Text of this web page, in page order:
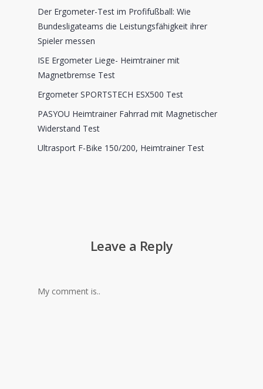
Der Ergometer-Test im Profifußball: Wie
Bundesligateams die Leistungsfähigkeit ihrer
Spieler messen
ISE Ergometer Liege- Heimtrainer mit
Magnetbremse Test
Ergometer SPORTSTECH ESX500 Test
PASYOU Heimtrainer Fahrrad mit Magnetischer
Widerstand Test
Ultrasport F-Bike 150/200, Heimtrainer Test
Leave a Reply
My comment is..